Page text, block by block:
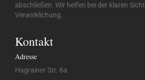
abschließen. Wir helfen bei der klaren
Verwirklichung.
Kontakt
Adresse
Hagrainer Str. 6a